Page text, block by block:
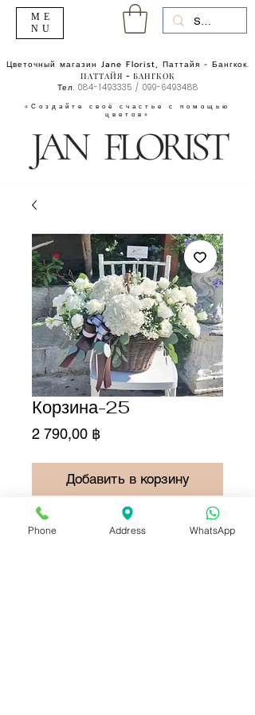
«Создайте своё счастье с помощью
цветов»
Цветочный магазин Jane Florist, Паттайя - Бангкок.
ПАТТАЙЯ - БАНГКОК
Тел. 084-1493335 / 099-6493488
ME
NU
Корзина-25
2 790,00 ฿Цена
Добавить в корзину
Купить сейчас
Phone Address WhatsApp